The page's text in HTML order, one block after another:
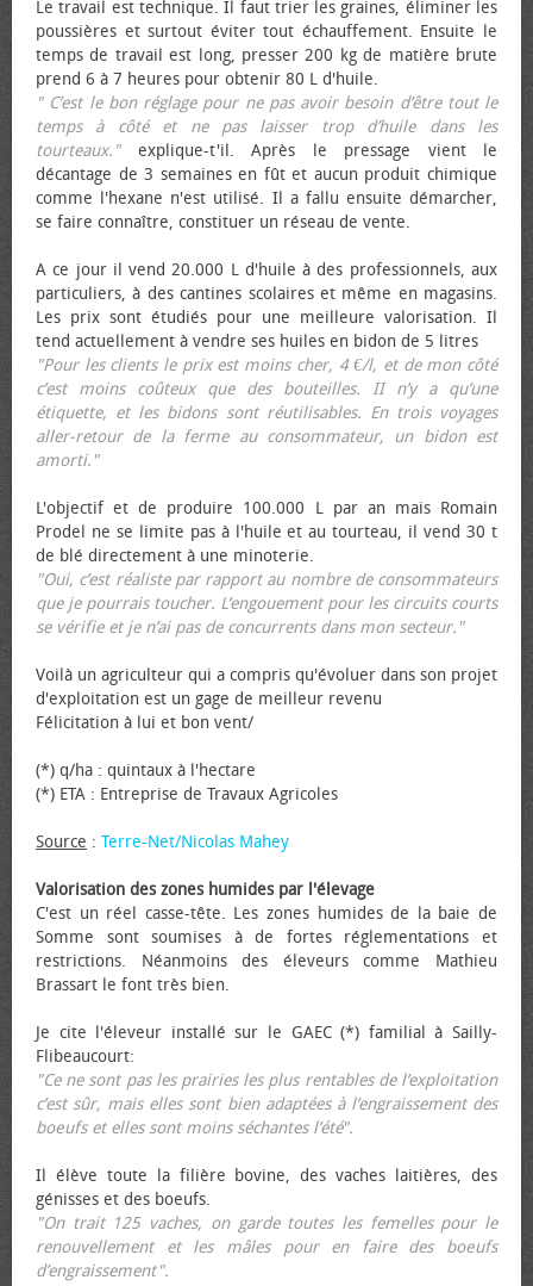
Le travail est technique. Il faut trier les graines, éliminer les
poussières et surtout éviter tout échauffement. Ensuite le
temps de travail est long, presser 200 kg de matière brute
prend 6 à 7 heures pour obtenir 80 L d'huile.
" C’est le bon réglage pour ne pas avoir besoin d’être tout le
temps à côté et ne pas laisser trop d’huile dans les
tourteaux."explique-t'il. Après le pressage vient le
décantage de 3 semaines en fût et aucun produit chimique
comme l'hexane n'est utilisé. Il a fallu ensuite démarcher,
se faire connaître, constituer un réseau de vente.
A ce jour il vend 20.000 L d'huile à des professionnels, aux
particuliers, à des cantines scolaires et même en magasins.
Les prix sont étudiés pour une meilleure valorisation. Il
tend actuellement à vendre ses huiles en bidon de 5 litres
"Pour les clients le prix est moins cher, 4 €/l, et de mon côté
c’est moins coûteux que des bouteilles. II n’y a qu’une
étiquette, et les bidons sont réutilisables. En trois voyages
aller-retour de la ferme au consommateur, un bidon est
amorti."
L'objectif et de produire 100.000 L par an mais Romain
Prodel ne se limite pas à l'huile et au tourteau, il vend 30 t
de blé directement à une minoterie.
"Oui, c’est réaliste par rapport au nombre de consommateurs
que je pourrais toucher. L’engouement pour les circuits courts
se vérifie et je n’ai pas de concurrents dans mon secteur."
Voilà un agriculteur qui a compris qu'évoluer dans son projet
d'exploitation est un gage de meilleur revenu
Félicitation à lui et bon vent/
(*) q/ha : quintaux à l'hectare
(*) ETA : Entreprise de Travaux Agricoles
Source : Terre-Net/Nicolas Mahey
Valorisation des zones humides par l'élevage
C'est un réel casse-tête. Les zones humides de la baie de
Somme sont soumises à de fortes réglementations et
restrictions. Néanmoins des éleveurs comme Mathieu
Brassart le font très bien.
Je cite l'éleveur installé sur le GAEC (*) familial à Sailly-
Flibeaucourt:
"Ce ne sont pas les prairies les plus rentables de l’exploitation
c’est sûr, mais elles sont bien adaptées à l’engraissement des
bœufs et elles sont moins séchantes l’été".
Il élève toute la filière bovine, des vaches laitières, des
génisses et des bœufs.
"On trait 125 vaches, on garde toutes les femelles pour le
renouvellement et les mâles pour en faire des bœufs
d’engraissement".